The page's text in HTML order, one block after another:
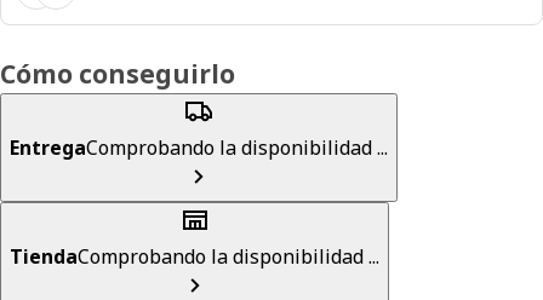
Cómo conseguirlo
EntregaComprobando la disponibilidad ...
TiendaComprobando la disponibilidad ...